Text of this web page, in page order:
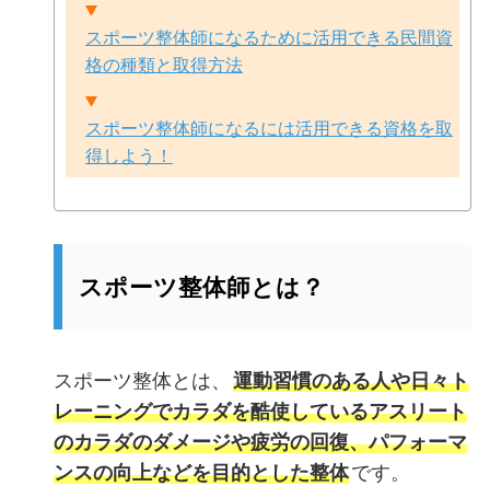
スポーツ整体師になるために活用できる民間資
格の種類と取得方法
スポーツ整体師になるには活用できる資格を取
得しよう！
スポーツ整体師とは？
スポーツ整体とは、 運動習慣のある人や日々ト
レーニングでカラダを酷使しているアスリート
のカラダのダメージや疲労の回復、パフォーマ
ンスの向上などを目的とした整体です。